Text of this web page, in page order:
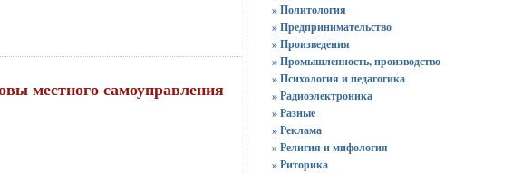
местного самоуправления
» Политология
» Предпринимательство
» Произведения
» Промышленность, производство
» Психология и педагогика
» Радиоэлектроника
» Разные
» Реклама
» Религия и мифология
» Риторика